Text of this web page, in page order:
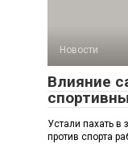
Новости
Влияние
Устали пахать в
против спорта